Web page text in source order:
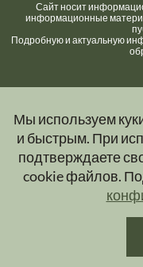
Мы используем
и быстрым. При
подтверждаете
cookie файлов.
Сайт носит
информационные
Подробную и актуальную